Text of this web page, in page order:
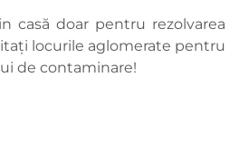
casă doar pentru rezolvarea
locurile aglomerate pentru
de contaminare!